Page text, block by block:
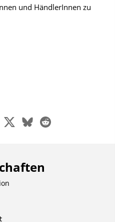
und HändlerInnen zu
x blueskyreddit